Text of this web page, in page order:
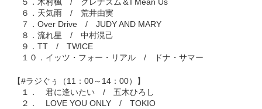
５．木村楓 / クレナズム＆I Mean Us
６．天気雨 / 荒井由実
７．Over Drive / JUDY AND MARY
８．流れ星 / 中村滉己
９．TT / TWICE
１０．イッツ・フォー・リアル / ドナ・サマー
【#ラジぐぅ（11：00～14：00）】
１． 君に逢いたい / 五木ひろし
２． LOVE YOU ONLY / TOKIO